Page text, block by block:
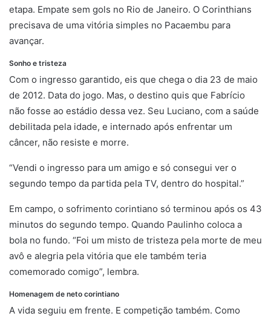
etapa. Empate sem gols no Rio de Janeiro. O Corinthians
precisava de uma vitória simples no Pacaembu para
avançar.
Sonho e tristeza
Com o ingresso garantido, eis que chega o dia 23 de maio
de 2012. Data do jogo. Mas, o destino quis que Fabrício
não fosse ao estádio dessa vez. Seu Luciano, com a saúde
debilitada pela idade, e internado após enfrentar um
câncer, não resiste e morre.
“Vendi o ingresso para um amigo e só consegui ver o
segundo tempo da partida pela TV, dentro do hospital.”
Em campo, o sofrimento corintiano só terminou após os 43
minutos do segundo tempo. Quando Paulinho coloca a
bola no fundo. “Foi um misto de tristeza pela morte de meu
avô e alegria pela vitória que ele também teria
comemorado comigo”, lembra.
Homenagem de neto corintiano
A vida seguiu em frente. E competição também. Como